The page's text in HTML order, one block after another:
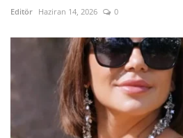
Editör Haziran 14, 2026 0